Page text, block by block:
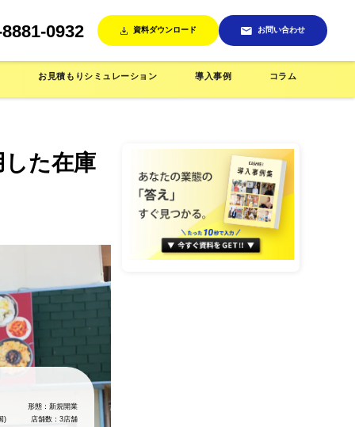
0932 資料ダウンロード お問い合わせ
省人化店舗で使う
官公庁/地方自治体で使う
お見積もりシミュレーション 導入事例 コラム
た在庫
形態： 新規開業
)
店舗数： 3店舗